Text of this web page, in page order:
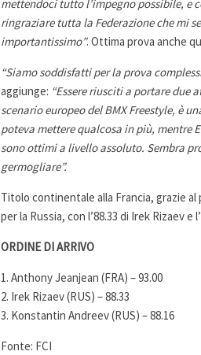
mettendoci tutto l’impegno possibile, e
ringraziare tutta la Federazione che mi
importantissimo”. Ottima prova anche
“Siamo soddisfatti per la prova
aggiunge: “Essere riusciti a portare due
scenario europeo del BMX Freestyle, è
poteva mettere qualcosa in più, mentre
sono ottimi a livello assoluto. Sembra
germogliare”.
Titolo continentale alla Francia, grazie
per la Russia, con l’88.33 di Irek Rizaev e
ORDINE DI ARRIVO
1. Anthony Jeanjean (FRA) – 93.00
2. Irek Rizaev (RUS) – 88.33
3. Konstantin Andreev (RUS) – 88.16
Fonte: FCI